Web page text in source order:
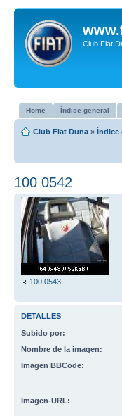
Club Fiat
Home Índice general
Club Fiat Duna » Índice
100 0542
100 0543
DETALLES
Subido por:
Nombre de la imagen:
Imagen BBCode:
Imagen-URL: